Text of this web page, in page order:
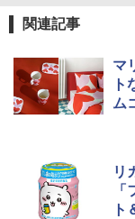
関連記事
マ
ム
リ
ト